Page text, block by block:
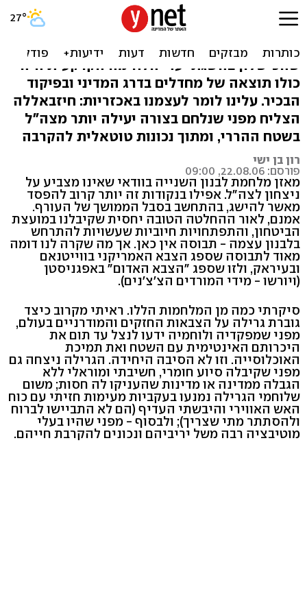
למה באמת ניצחו אותנו
יש הרבה יוהרה בטענה הרווחת אצלנו,
שהכישלון בהשגת יעדי הלחימה הקרקעית היה
כולו תוצאה של מחדלים בדרג המדיני ובפיקוד
הבכיר. עלינו לומר לעצמנו באכזריות: חיזבאללה
הצליח מפני שנלחם בצורה יעילה יותר מצה"ל
בשטח ההררי, ומתוך נכונות טוטאלית להקרבה
רון בן ישי
פורסם: 22.08.06, 09:00
מאזן מלחמת לבנון השנייה בוודאי שאינו מצביע על
ניצחון לצה"ל. אפילו בנקודות זה יותר קרוב להפסד
מאשר להישג, בהתחשב בסבל הממושך של העורף.
אמנם, לאור ההחלטה הטובה יחסית שקיבלנו במועצת
הביטחון, והתפתחויות חיוביות שעשויות להתרחש
בלבנון עצמה - תבוסה אין כאן. אך מה שקרה לנו דומה
מאוד לתבוסה שספג הצבא האמריקני בווייטנאם
ובעיראק, ולזו שספג "הצבא האדום" באפגניסטן
(ויורשו - מידי המורדים הצ'צ'נים).
סיקרתי כמה מן המלחמות הללו. ראיתי מקרוב כיצד
גוברת גרילה על הצבאות החזקים והמודרניים בעולם,
מפני שמפקדיה ולוחמיה ידעו לנצל עד תום את
היכרותם האינטימית עם השטח ואת תמיכת
האוכלוסייה. וזו לא הסיבה היחידה. הגרילה ניצחה גם
מפני שקיבלה סיוע חומרי, חשיבתי ומוראלי ללא
הגבלה ממדינה או מדינות שהעניקו לה חסות; משום
שלוחמי הגרילה נמנעו בעקביות מעימות חזיתי עם כוח
האש האווירי והיבשתי העדיף (הם לא התביישו לברוח
ולהסתתר מתי שצריך); ולבסוף - מפני שהיו בעלי
מוטיבציה רבה משל יריביהם ונכונים להקרבת חייהם.